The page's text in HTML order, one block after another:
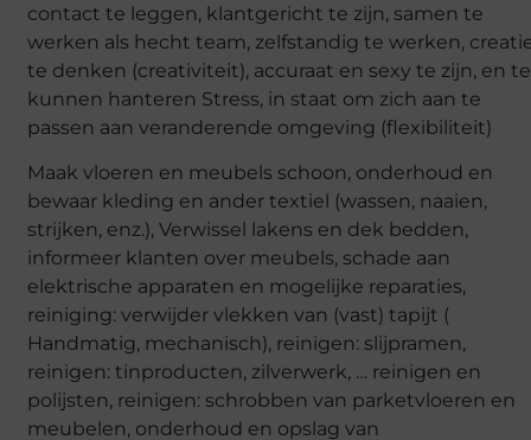
contact te leggen, klantgericht te zijn, samen te
werken als hecht team, zelfstandig te werken,
te denken (creativiteit), accuraat en sexy te zijn, en te
kunnen hanteren Stress, in staat om zich aan te
passen aan veranderende omgeving (flexibiliteit)
Maak vloeren en meubels schoon, onderhoud en
bewaar kleding en ander textiel (wassen, naaien,
strijken, enz.), Verwissel lakens en dek bedden,
informeer klanten over meubels, schade aan
elektrische apparaten en mogelijke reparaties,
reiniging: verwijder vlekken van (vast) tapijt (
Handmatig, mechanisch), reinigen: slijpramen,
reinigen: tinproducten, zilverwerk, … reinigen en
polijsten, reinigen: schrobben van parketvloeren en
meubelen, onderhoud en opslag van